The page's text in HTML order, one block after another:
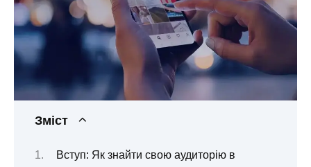
Зміст
Вступ: Як знайти свою аудиторію в